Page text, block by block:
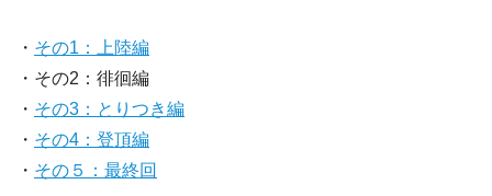
・ その1：上陸編
・その2：徘徊編
・ その3：とりつき編
・ その4：登頂編
・ その５：最終回